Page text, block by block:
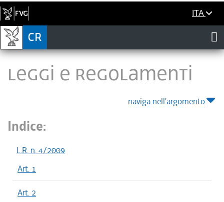
ITA
LEGGI E REGOLAMENTI
naviga nell'argomento
Indice:
L.R. n. 4/2009
Art. 1
Art. 2